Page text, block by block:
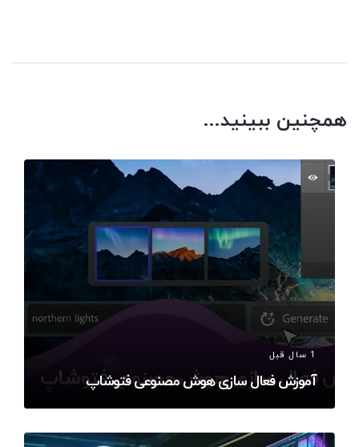
همچنین ببینید...
1 سال قبل
آموزش فعال سازی هوش مصنوعی فتوشاپ